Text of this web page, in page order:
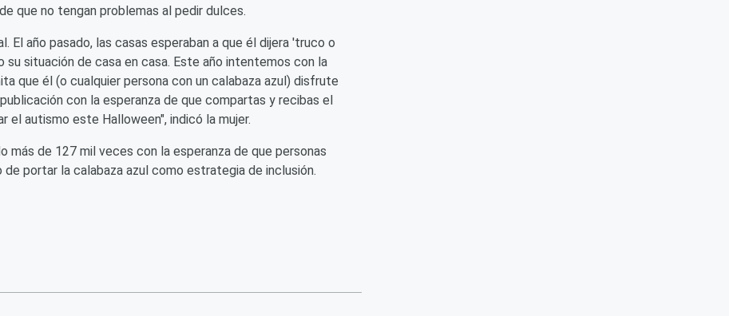
que no tengan problemas al pedir dulces.
El año pasado, las casas esperaban a que él dijera 'truco o
situación de casa en casa. Este año intentemos con la
que él (o cualquier persona con un calabaza azul) disfrute
con la esperanza de que compartas y recibas el
el autismo este Halloween", indicó la mujer.
más de 127 mil veces con la esperanza de que personas
portar la calabaza azul como estrategia de inclusión.